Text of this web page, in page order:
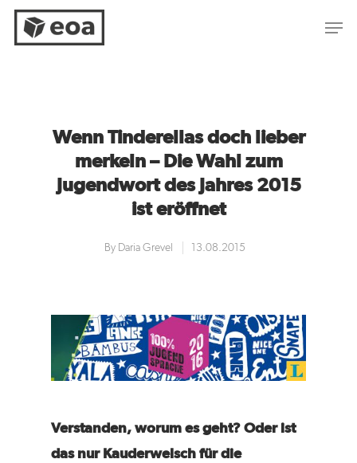
Wenn Tinderellas doch lieber
merkeln – Die Wahl zum
Jugendwort des Jahres 2015
ist eröffnet
By Daria Grevel 13.08.2015
Verstanden, worum es geht? Oder ist
das nur Kauderwelsch für die